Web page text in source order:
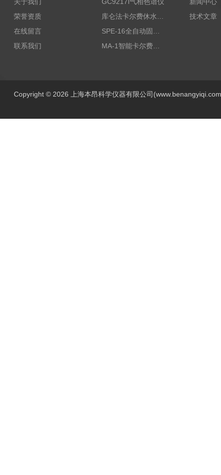
荣誉资质
在线留言
联系我们
MA-1智能卡尔费休水分测定仪
技术文章
Copyright © 2026 上海本昂科学仪器有限公司